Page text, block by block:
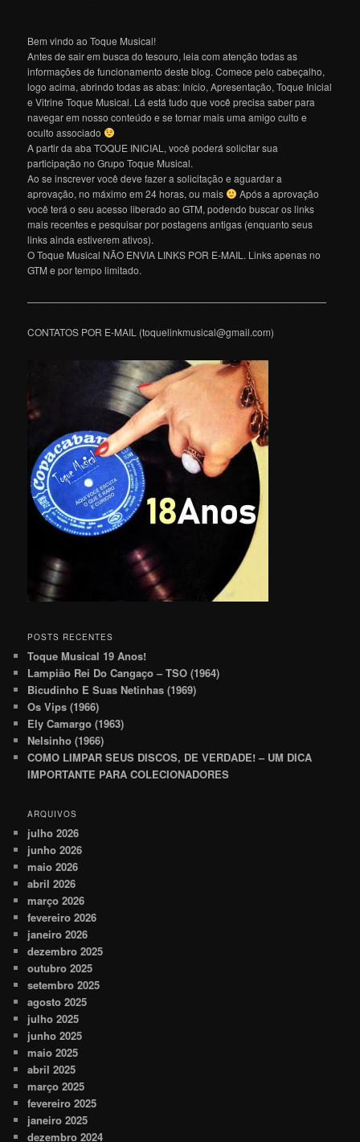
Bem vindo ao Toque Musical!
Antes de sair em busca do tesouro, leia com atenção todas as
informações de funcionamento deste blog. Comece pelo cabeçalho,
logo acima, abrindo todas as abas: Início, Apresentação, Toque Inicial
e Vitrine Toque Musical. Lá está tudo que você precisa saber para
navegar em nosso conteúdo e se tornar mais uma amigo culto e
oculto associado
A partir da aba TOQUE INICIAL, você poderá solicitar sua
participação no Grupo Toque Musical.
Ao se inscrever você deve fazer a solicitação e aguardar a
aprovação, no máximo em 24 horas, ou mais
Após a aprovação
você terá o seu acesso liberado ao GTM, podendo buscar os links
mais recentes e pesquisar por postagens antigas (enquanto seus
links ainda estiverem ativos).
O Toque Musical NÃO ENVIA LINKS POR E-MAIL. Links apenas no
GTM e por tempo limitado.
———————————————————————————————
CONTATOS POR E-MAIL (toquelinkmusical@gmail.com)
POSTS RECENTES
Toque Musical 19 Anos!
Lampião Rei Do Cangaço – TSO (1964)
Bicudinho E Suas Netinhas (1969)
Os Vips (1966)
Ely Camargo (1963)
Nelsinho (1966)
COMO LIMPAR SEUS DISCOS, DE VERDADE! – UM DICA
IMPORTANTE PARA COLECIONADORES
ARQUIVOS
julho 2026
junho 2026
maio 2026
abril 2026
março 2026
fevereiro 2026
janeiro 2026
dezembro 2025
outubro 2025
setembro 2025
agosto 2025
julho 2025
junho 2025
maio 2025
abril 2025
março 2025
fevereiro 2025
janeiro 2025
dezembro 2024